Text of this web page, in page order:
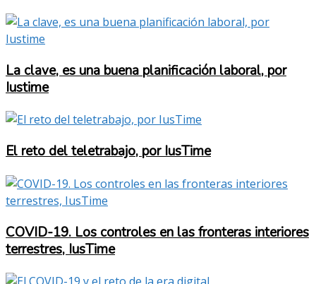
La clave, es una buena planificación laboral, por
Iustime
El reto del teletrabajo, por IusTime
COVID-19. Los controles en las fronteras interiores
terrestres, IusTime